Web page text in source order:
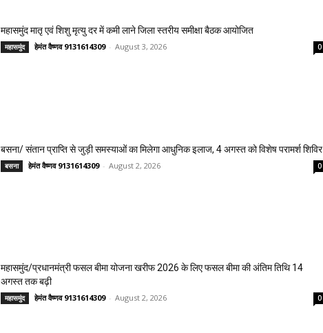
महासमुंद मातृ एवं शिशु मृत्यु दर में कमी लाने जिला स्तरीय समीक्षा बैठक आयोजित
महासमुंद हेमंत वैष्णव 9131614309 - August 3, 2026 0
बसना/ संतान प्राप्ति से जुड़ी समस्याओं का मिलेगा आधुनिक इलाज, 4 अगस्त को विशेष परामर्श शिविर
बसना हेमंत वैष्णव 9131614309 - August 2, 2026 0
महासमुंद/प्रधानमंत्री फसल बीमा योजना खरीफ 2026 के लिए फसल बीमा की अंतिम तिथि 14
अगस्त तक बढ़ी
महासमुंद हेमंत वैष्णव 9131614309 - August 2, 2026 0